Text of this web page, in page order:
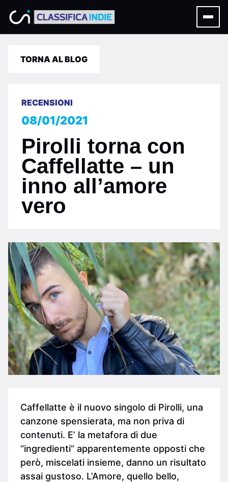
TORNA AL BLOG
RECENSIONI
08/01/2021
Pirolli torna con
Caffellatte – un
inno all’amore
vero
Caffellatte è il nuovo singolo di Pirolli, una
canzone spensierata, ma non priva di
contenuti. E’ la metafora di due
“ingredienti” apparentemente opposti che
però, miscelati insieme, danno un risultato
assai gustoso. L’Amore, quello bello,